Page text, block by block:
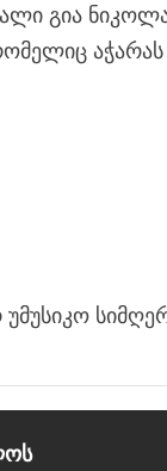
გია
აჭარას